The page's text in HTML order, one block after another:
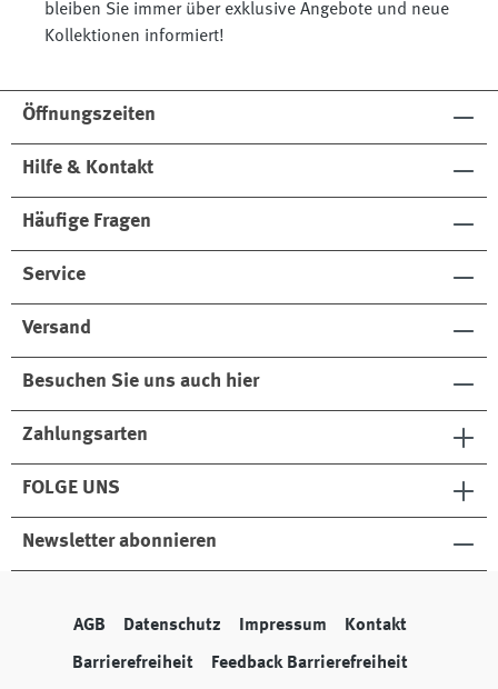
bleiben Sie immer über exklusive Angebote und neue
Kollektionen informiert!
Öffnungszeiten
Hilfe & Kontakt
Häufige Fragen
Service
Versand
Besuchen Sie uns auch hier
Zahlungsarten
FOLGE UNS
Newsletter abonnieren
AGB Datenschutz Impressum Kontakt
Barrierefreiheit Feedback Barrierefreiheit